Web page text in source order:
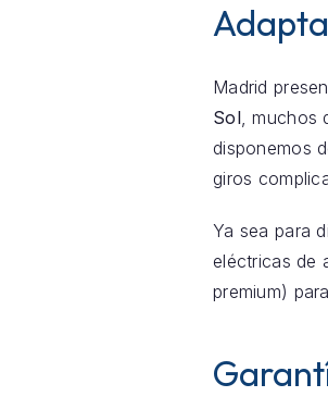
Madrid
Sol, muchos
disponemos
giros
Ya sea para
eléctricas de
premium)